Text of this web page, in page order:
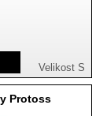
Velikost S
Protoss